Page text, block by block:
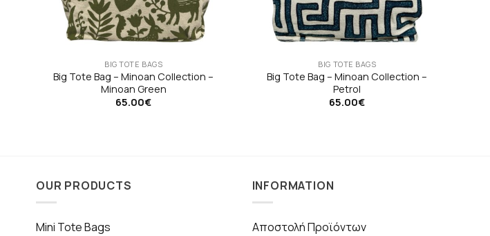
BIG TOTE BAGS
Big Tote Bag – Minoan Collection –
Minoan Green
65.00€
BIG TOTE BAGS
Big Tote Bag – Minoan Collection –
Petrol
65.00€
OUR PRODUCTS
Mini Tote Bags
INFORMATION
Αποστολή Προϊόντων